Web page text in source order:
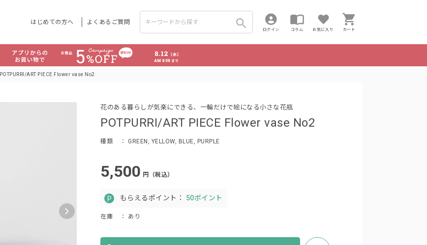
はじめての方へ よくあるご質問
ログイン コラム お気に入り カート
POTPURRI/ART PIECE Flower vase No2
POTPURRI/ART PIECE Flower vase No2
花のある暮らしが気楽にできる、一輪だけで絵になる小さな花瓶
種類 ： GREEN, YELLOW, BLUE, PURPLE
5,500 円（税込）
もらえるポイント： 50ポイント
在庫 ： あり